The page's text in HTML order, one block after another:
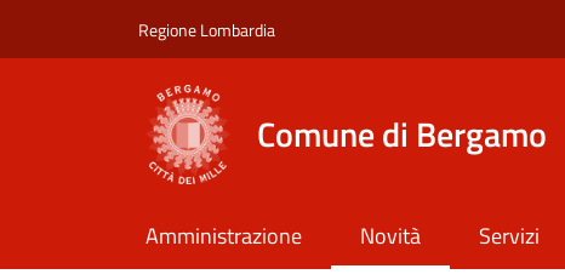
Regione Lombardia
Comune di Bergamo
Amministrazione Novità Servizi